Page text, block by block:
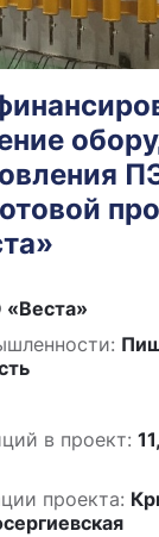
в проект:
проекта: